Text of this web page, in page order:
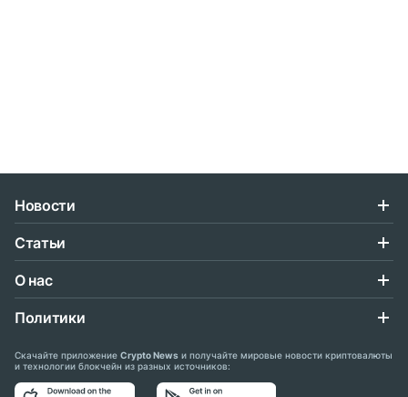
Новости
Статьи
О нас
Политики
Скачайте приложение Crypto News и получайте мировые новости криптовалюты
и технологии блокчейн из разных источников: